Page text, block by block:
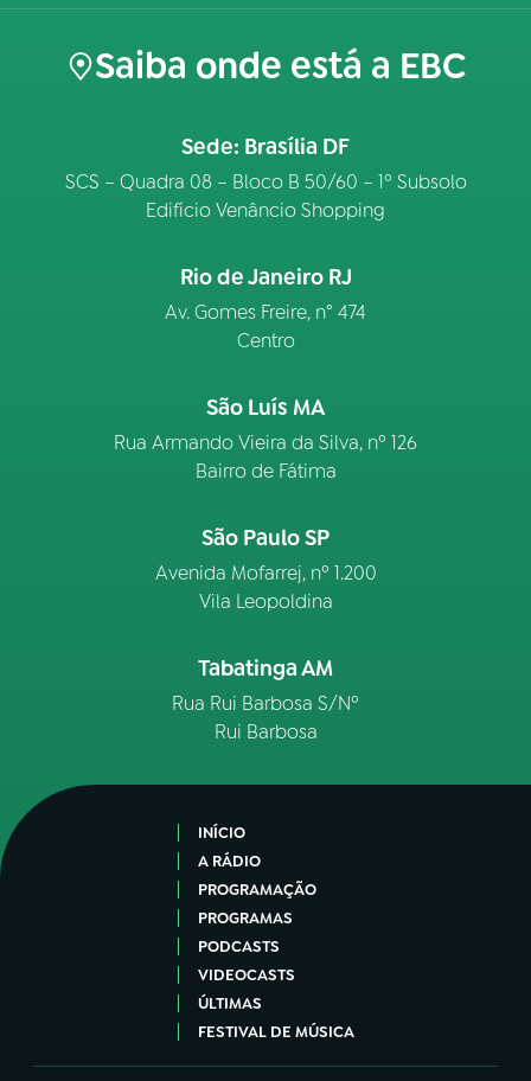
Saiba onde está a EBC
Sede: Brasília DF
SCS – Quadra 08 – Bloco B 50/60 – 1º Subsolo
Edifício Venâncio Shopping
Rio de Janeiro RJ
Av. Gomes Freire, n° 474
Centro
São Luís MA
Rua Armando Vieira da Silva, nº 126
Bairro de Fátima
São Paulo SP
Avenida Mofarrej, nº 1.200
Vila Leopoldina
Tabatinga AM
Rua Rui Barbosa S/Nº
Rui Barbosa
INÍCIO
A RÁDIO
PROGRAMAÇÃO
PROGRAMAS
PODCASTS
VIDEOCASTS
ÚLTIMAS
FESTIVAL DE MÚSICA